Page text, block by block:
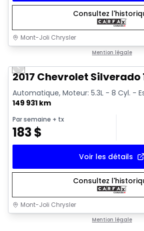
Consultez
Mont-Joli Chrysler
Mention légale
Vidéo disponible
Previous slide
2017 Chevrolet Silverado
Automatique, Moteur: 5.3L - 8 Cyl. -
149 931 km
Par semaine + tx
183$
Voir les détails
Consultez
Mont-Joli Chrysler
Mention légale